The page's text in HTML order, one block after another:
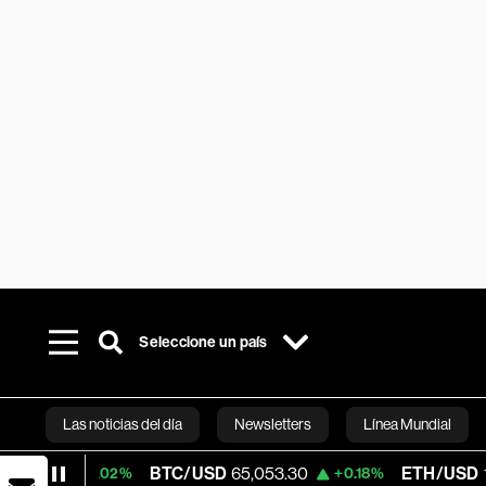
Seleccione un país
Las noticias del día Newsletters Línea Mundial
Bloomberg
BTC/USD 65,053.30 +0.18% ETH/USD 1,922.60